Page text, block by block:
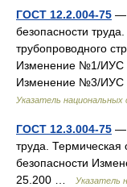
ГОСТ 12.2.004-75 —
безопасности
трубопроводного
Изменение №1/ИУС
Изменение №3/ИУС
Указатель
ГОСТ 12.3.004-75 —
труда.
безопасности
25.200 …
Указатель